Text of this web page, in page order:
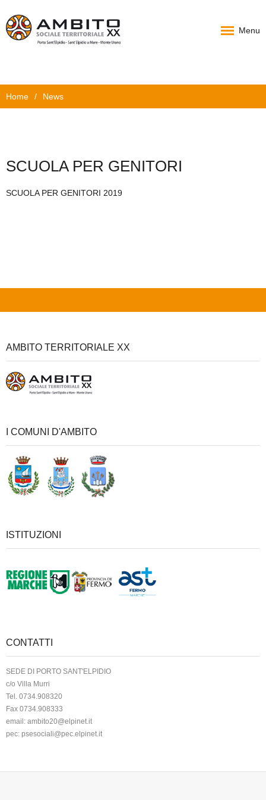
Menu
Home
Chi Siamo
Home / News
SCUOLA PER GENITORI
SCUOLA PER GENITORI 2019
AMBITO TERRITORIALE XX
I COMUNI D'AMBITO
ISTITUZIONI
CONTATTI
SEDE DI PORTO SANT'ELPIDIO
c/o Villa Murri
Tel. 0734.908320
Fax 0734.908333
email: ambito20@elpinet.it
pec: psesociali@pec.elpinet.it